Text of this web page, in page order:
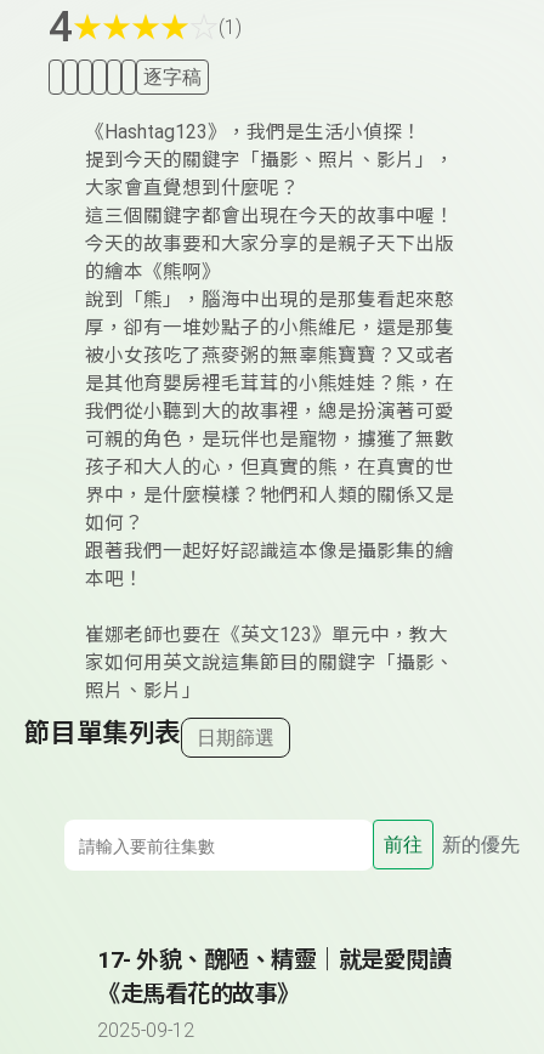
4★★★★ (1)
逐字稿
《Hashtag123》，我們是生活小偵探！
提到今天的關鍵字「攝影、照片、影片」，
大家會直覺想到什麼呢？
這三個關鍵字都會出現在今天的故事中喔！
今天的故事要和大家分享的是親子天下出版
的繪本《熊啊》
說到「熊」，腦海中出現的是那隻看起來憨
厚，卻有一堆妙點子的小熊維尼，還是那隻
被小女孩吃了燕麥粥的無辜熊寶寶？又或者
是其他育嬰房裡毛茸茸的小熊娃娃？熊，在
我們從小聽到大的故事裡，總是扮演著可愛
可親的角色，是玩伴也是寵物，擄獲了無數
孩子和大人的心，但真實的熊，在真實的世
界中，是什麼模樣？牠們和人類的關係又是
如何？
跟著我們一起好好認識這本像是攝影集的繪
本吧！
崔娜老師也要在《英文123》單元中，教大
家如何用英文說這集節目的關鍵字「攝影、
照片、影片」
節目單集列表 日期篩選
前往 新的優先
17- 外貌、醜陋、精靈｜就是愛閱讀
《走馬看花的故事》
2025-09-12